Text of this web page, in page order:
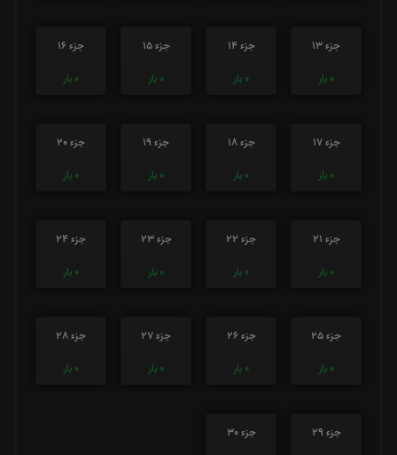
جزء 13
0 بار
جزء 14
0 بار
جزء 15
0 بار
جزء 16
0 بار
جزء 17
0 بار
جزء 18
0 بار
جزء 19
0 بار
جزء 20
0 بار
جزء 21
0 بار
جزء 22
0 بار
جزء 23
0 بار
جزء 24
0 بار
جزء 25
0 بار
جزء 26
0 بار
جزء 27
0 بار
جزء 28
0 بار
جزء 29
جزء 30